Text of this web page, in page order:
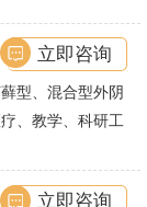
型、混合型外阴
、教学、科研工
立即咨询
立即咨询